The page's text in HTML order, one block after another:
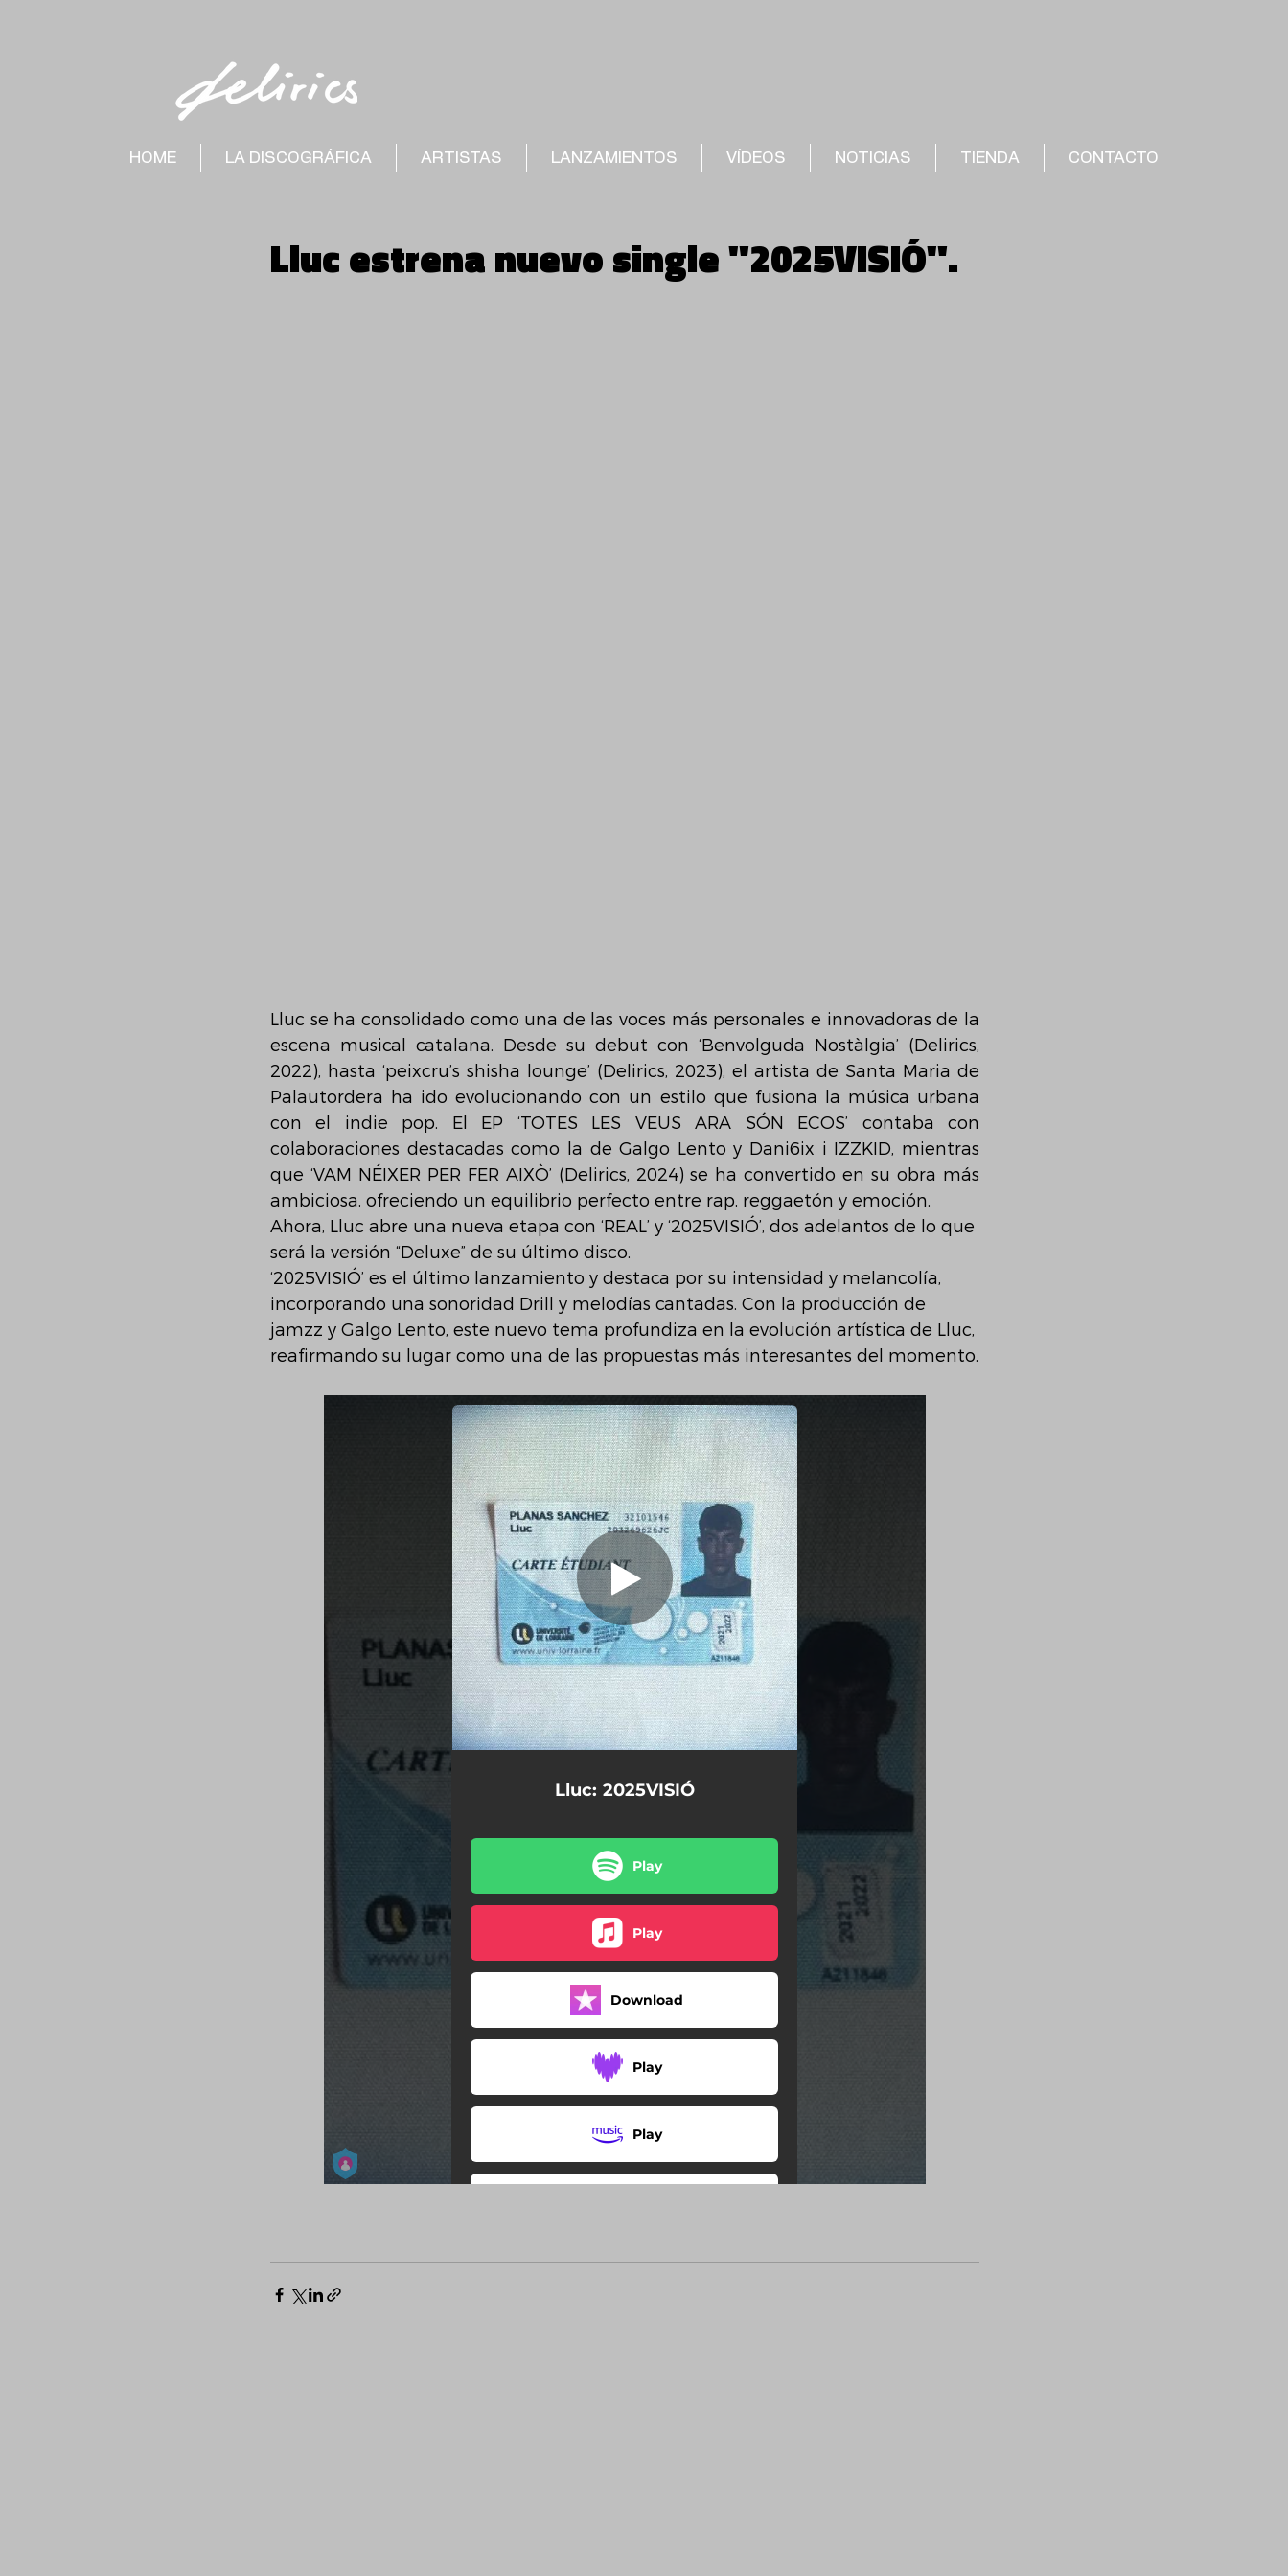
HOME LA DISCOGRÁFICA ARTISTAS LANZAMIENTOS VÍDEOS NOTICIAS TIENDA CONTACTO
Lluc estrena nuevo single "2025VISIÓ".
Lluc se ha consolidado como una de las voces más personales e innovadoras de la
escena musical catalana. Desde su debut con ‘Benvolguda Nostàlgia’ (Delirics,
2022), hasta ‘peixcru’s shisha lounge’ (Delirics, 2023), el artista de Santa Maria de
Palautordera ha ido evolucionando con un estilo que fusiona la música urbana
con el indie pop. El EP ‘TOTES LES VEUS ARA SÓN ECOS’ contaba con
colaboraciones destacadas como la de Galgo Lento y Dani6ix i IZZKID, mientras
que ‘VAM NÉIXER PER FER AIXÒ’ (Delirics, 2024) se ha convertido en su obra más
ambiciosa, ofreciendo un equilibrio perfecto entre rap, reggaetón y emoción.
Ahora, Lluc abre una nueva etapa con ‘REAL’ y ‘2025VISIÓ’, dos adelantos de lo que
será la versión “Deluxe” de su último disco.
‘2025VISIÓ’ es el último lanzamiento y destaca por su intensidad y melancolía,
incorporando una sonoridad Drill y melodías cantadas. Con la producción de
jamzz y Galgo Lento, este nuevo tema profundiza en la evolución artística de Lluc,
reafirmando su lugar como una de las propuestas más interesantes del momento.